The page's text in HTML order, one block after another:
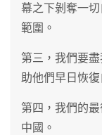
幕之下剝奪一
範圍。
第三，我們要
助他們早日恢復
第四，我們的
中國。